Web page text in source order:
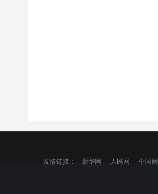
友情链接：
新华网 人民网 中国网